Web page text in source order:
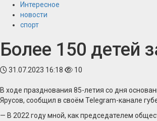
Интересное
новости
спорт
Более 150 детей
31.07.2023 16:18 10
В ходе празднования 85-летия со дня
Ярусов, сообщил в своём Telegram-канале
— В 2022 году мной, как председателем